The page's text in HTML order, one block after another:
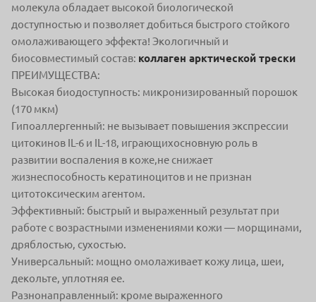
молекула обладает высокой биологической
доступностью и позволяет добиться быстрого стойкого
омолаживающего эффекта! Экологичный и
биосовместимый состав: коллаген арктической трески
ПРЕИМУЩЕСТВА:
Высокая биодоступность: микронизированный порошок
(170 мкм)
Гипоаллергенный: не вызывает повышения экспрессии
цитокинов IL-6 и IL-18, играющихосновную роль в
развитии воспаления в коже,не снижает
жизнеспособность кератиноцитов и не признан
цитотоксическим агентом.
Эффективный: быстрый и выраженный результат при
работе с возрастными изменениями кожи — морщинами,
дряблостью, сухостью.
Универсальный: мощно омолаживает кожу лица, шеи,
декольте, уплотняя ее.
Разнонаправленный: кроме выраженного